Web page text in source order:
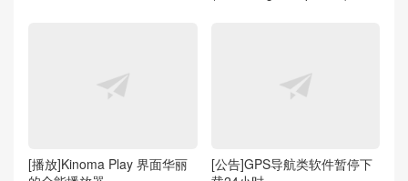
[播放]Kinoma Play 界面华丽
[公告]GPS导航类软件暂停下